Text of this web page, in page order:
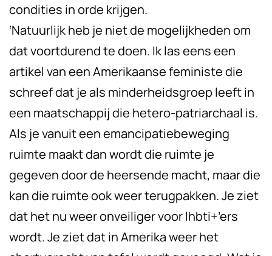
condities in orde krijgen.
‘Natuurlijk heb je niet de mogelijkheden om
dat voortdurend te doen. Ik las eens een
artikel van een Amerikaanse feministe die
schreef dat je als minderheidsgroep leeft in
een maatschappij die hetero-patriarchaal is.
Als je vanuit een emancipatiebeweging
ruimte maakt dan wordt die ruimte je
gegeven door de heersende macht, maar die
kan die ruimte ook weer terugpakken. Je ziet
dat het nu weer onveiliger voor lhbti+’ers
wordt. Je ziet dat in Amerika weer het